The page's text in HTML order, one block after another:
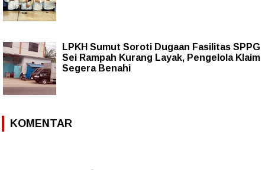
LPKH Sumut Soroti Dugaan Fasilitas SPPG
Sei Rampah Kurang Layak, Pengelola Klaim
Segera Benahi
KOMENTAR